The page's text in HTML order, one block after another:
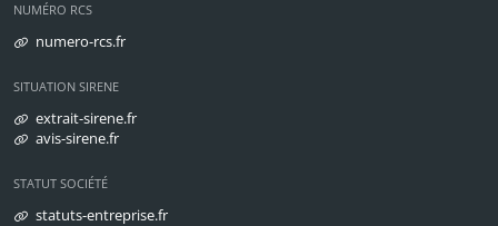
NUMÉRO RCS
numero-rcs.fr
SITUATION SIRENE
extrait-sirene.fr
avis-sirene.fr
STATUT SOCIÉTÉ
statuts-entreprise.fr